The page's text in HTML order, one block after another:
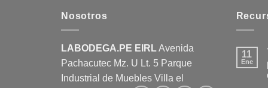
Nosotros
LABODEGA.PE EIRLAvenida
Pachacutec Mz. U Lt. 5 Parque
Industrial de Muebles Villa el
11
Ene